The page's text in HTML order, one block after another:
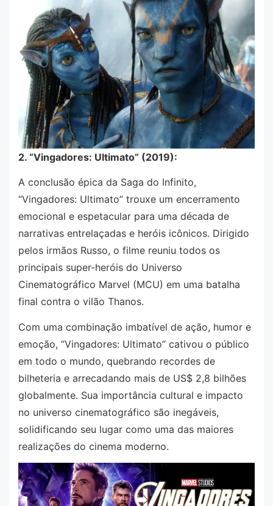
2. “Vingadores: Ultimato” (2019):
A conclusão épica da Saga do Infinito,
“Vingadores: Ultimato” trouxe um encerramento
emocional e espetacular para uma década de
narrativas entrelaçadas e heróis icônicos. Dirigido
pelos irmãos Russo, o filme reuniu todos os
principais super-heróis do Universo
Cinematográfico Marvel (MCU) em uma batalha
final contra o vilão Thanos.
Com uma combinação imbatível de ação, humor e
emoção, “Vingadores: Ultimato” cativou o público
em todo o mundo, quebrando recordes de
bilheteria e arrecadando mais de US$ 2,8 bilhões
globalmente. Sua importância cultural e impacto
no universo cinematográfico são inegáveis,
solidificando seu lugar como uma das maiores
realizações do cinema moderno.